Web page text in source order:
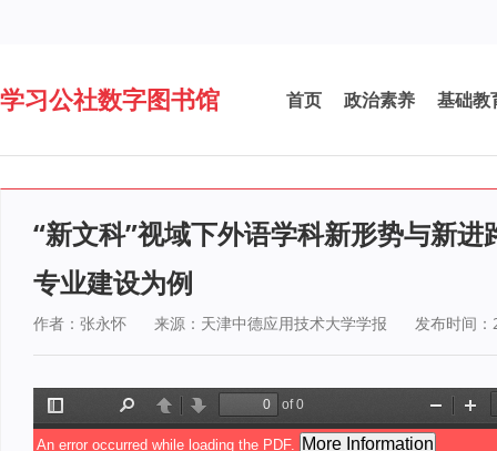
学习公社数字图书馆 首页 政治素养 基础教
“新文科”视域下外语学科新形势与新
专业建设为例
作者：张永怀 来源：天津中德应用技术大学学报 发布时间